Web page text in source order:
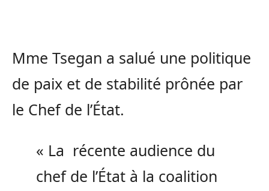
Mme Tsegan a salué une politique
de paix et de stabilité prônée par
le Chef de l’État.
« La récente audience du
chef de l’État à la coalition